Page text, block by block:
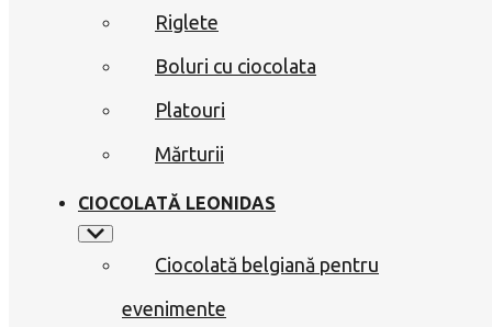
Riglete
Boluri cu ciocolata
Platouri
Mărturii
CIOCOLATĂ LEONIDAS
Ciocolată belgiană pentru
evenimente